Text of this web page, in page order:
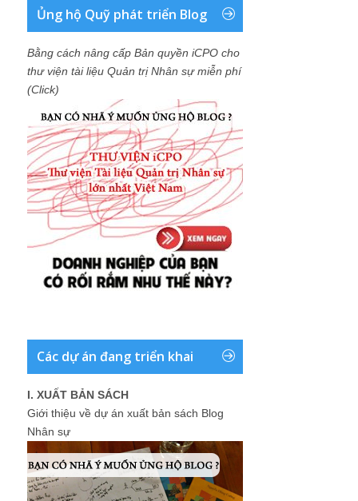
Ủng hộ Quỹ phát triển Blog
Bằng cách nâng cấp Bản quyền iCPO cho
thư viện tài liệu Quản trị Nhân sự miễn phí
(Click)
Các dự án đang triển khai
I. XUẤT BẢN SÁCH
Giới thiệu về dự án xuất bản sách Blog
Nhân sự